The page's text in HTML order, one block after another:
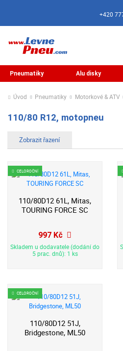
+420
Pneumatiky Alu disky
Úvod Pneumatiky Motorkové & ATV
110/80 R12, motopneu
CELOROČNÍ
110/80D12 61L, Mitas,
TOURING FORCE SC
997 Kč
Skladem u dodavatele (dodání do
5 prac. dnů): 1 ks
CELOROČNÍ
110/80D12 51J,
Bridgestone, ML50